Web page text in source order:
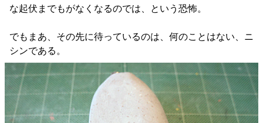
な起伏までもがなくなるのでは、という恐怖。
でもまあ、その先に待っているのは、何のことはない、ニ
シンである。